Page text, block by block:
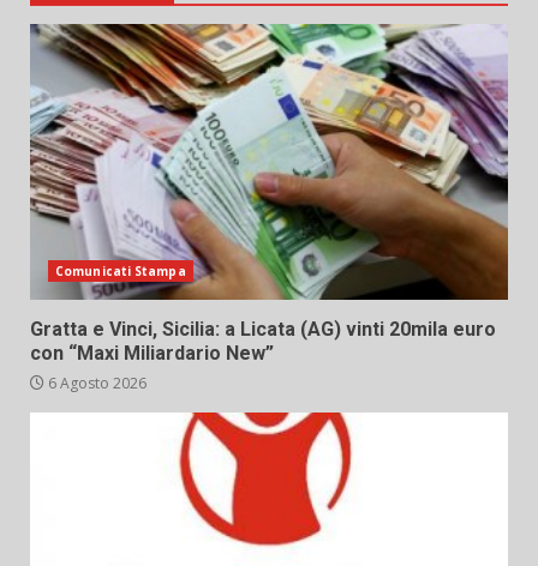
Comunicati Stampa
Gratta e Vinci, Sicilia: a Licata (AG) vinti 20mila euro
con “Maxi Miliardario New”
6 Agosto 2026